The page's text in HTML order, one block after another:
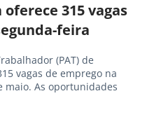
315 vagas
feira
(PAT) de
vagas de emprego na
maio. As oportunidades